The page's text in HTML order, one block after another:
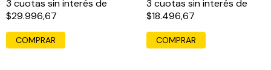
3 cuotas sin interés de
$29.996,67
3 cuotas sin interés de
$18.496,67